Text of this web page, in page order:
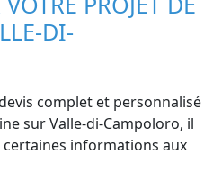
DI-
complet et personnalisé
sur Valle-di-Campoloro, il
informations aux